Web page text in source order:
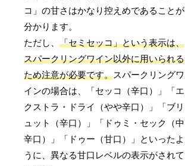
コ」の甘さはかなり控えめであることが
分かります。
ただし、「セミセッコ」という表示は、
スパークリングワイン以外に用いられる
ため注意が必要です。スパークリングワ
インの場合は、「セッコ（辛口）」「エ
クストラ・ドライ（やや辛口）」「ブリ
ュット（辛口）」「ドゥミ・セック（中
辛口）」「ドゥー（甘口）」といったよ
うに、異なる甘口レベルの表示がされて